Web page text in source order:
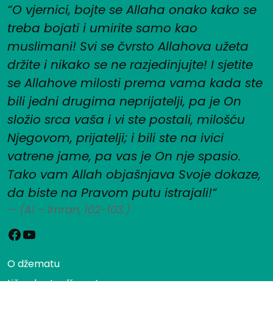
“O vjernici, bojte se Allaha onako kako se
treba bojati i umirite samo kao
muslimani! Svi se čvrsto Allahova užeta
držite i nikako se ne razjedinjujte! I sjetite
se Allahove milosti prema vama kada ste
bili jedni drugima neprijatelji, pa je On
složio srca vaša i vi ste postali, milošću
Njegovom, prijatelji; i bili ste na ivici
vatrene jame, pa vas je On nje spasio.
Tako vam Allah objašnjava Svoje dokaze,
da biste na Pravom putu istrajali!“
(Al – Imran, 102-103.)
Facebook
YouTube
O džematu
Lična karta džamata